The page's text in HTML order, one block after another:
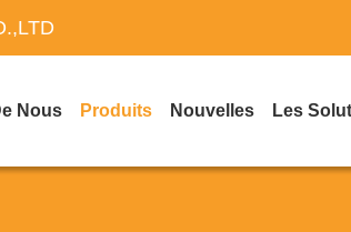
Nous Produits Nouvelles Les